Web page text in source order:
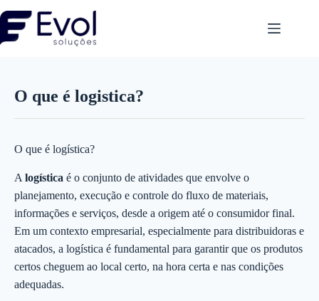
para
conteúdo
O que é logistica?
O que é logística?
A logística é o conjunto de atividades que envolve o
planejamento, execução e controle do fluxo de materiais,
informações e serviços, desde a origem até o consumidor final.
Em um contexto empresarial, especialmente para distribuidoras e
atacados, a logística é fundamental para garantir que os produtos
certos cheguem ao local certo, na hora certa e nas condições
adequadas.